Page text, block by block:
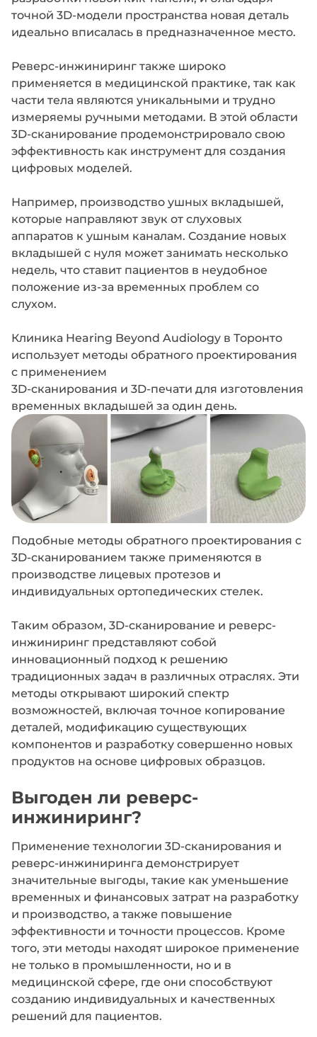
точной 3D-модели пространства новая деталь
идеально вписалась в предназначенное место.
Реверс-инжиниринг также широко
применяется в медицинской практике, так как
части тела являются уникальными и трудно
измеряемы ручными методами. В этой области
3D-сканирование продемонстрировало свою
эффективность как инструмент для создания
цифровых моделей.
Например, производство ушных вкладышей,
которые направляют звук от слуховых
аппаратов к ушным каналам. Создание новых
вкладышей с нуля может занимать несколько
недель, что ставит пациентов в неудобное
положение из-за временных проблем со
слухом.
Клиника Hearing Beyond Audiology в Торонто
использует методы обратного проектирования
с применением
3D-сканирования и 3D-печати для изготовления
временных вкладышей за один день.
Подобные методы обратного проектирования с
3D-сканированием также применяются в
производстве лицевых протезов и
индивидуальных ортопедических стелек.
Таким образом, 3D-сканирование и реверс-
инжиниринг представляют собой
инновационный подход к решению
традиционных задач в различных отраслях. Эти
методы открывают широкий спектр
возможностей, включая точное копирование
деталей, модификацию существующих
компонентов и разработку совершенно новых
продуктов на основе цифровых образцов.
Выгоден ли реверс-
инжиниринг?
Применение технологии 3D-сканирования и
реверс-инжиниринга демонстрирует
значительные выгоды, такие как уменьшение
временных и финансовых затрат на разработку
и производство, а также повышение
эффективности и точности процессов. Кроме
того, эти методы находят широкое применение
не только в промышленности, но и в
медицинской сфере, где они способствуют
созданию индивидуальных и качественных
решений для пациентов.